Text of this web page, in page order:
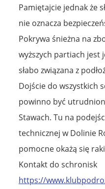
Pamiętajcie jednak że
nie oznacza
Pokrywa śnieżna na
wyższych partiach jest
słabo związana z
Dojście do wszystkich
powinno być
Stawach. Tu na
technicznej w Dolinie
pomocne okażą się
Kontakt do schronisk
https://